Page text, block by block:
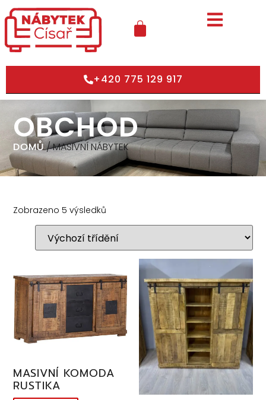
+420 775 129 917
OBCHOD
DOMŮ/ MASIVNÍ NÁBYTEK
Zobrazeno 5 výsledků
MASIVNÍ KOMODA
RUSTIKA